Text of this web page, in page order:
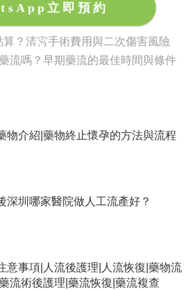
立即預約
？清宮手術費用與二次傷害風險
流嗎？早期藥流的最佳時間與條件
物介紹|藥物終止懷孕的方法與流程
深圳哪家醫院做人工流產好？
意事項|人流後護理|人流恢復|藥物流
流術後護理|藥流恢復|藥流複查